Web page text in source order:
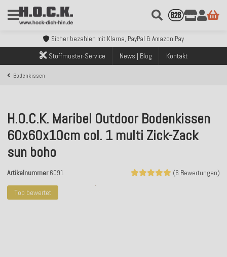
Kostenloser Versand innerhalb Deutschlands ab 99€ Bestellwert
Über 120.000 erfolgreich versendete Bestellungen
Kostenloser Versand innerhalb Deutschlands ab 99€ Bestellwert
Über 120.000 erfolgreich versendete Bestellungen
Sicher bezahlen mit Klarna, PayPal & Amazon Pay
Stoffmuster-Service News | Blog Kontakt
Bodenkissen
Top bewertet
H.O.C.K. Maribel Outdoor Bodenkissen
60x60x10cm col. 1 multi Zick-Zack
sun boho
(6 Bewertungen)
Artikelnummer 6091